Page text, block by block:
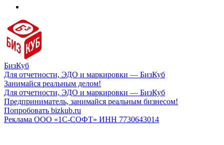
БизКуб
Для отчетности, ЭДО и маркировки — БизКуб
Занимайся реальным делом!
Для отчетности, ЭДО и маркировки — БизКуб
Предприниматель, занимайся реальным бизнесом!
Попробовать bizkub.ru
Реклама ООО «1С-СОФТ» ИНН 7730643014